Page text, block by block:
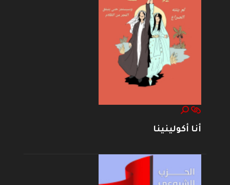
أنا أكولينينا